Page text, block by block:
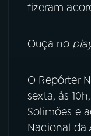
fizeram
Ouça no
O Repórter
sexta, às
Solimões e
Nacional da